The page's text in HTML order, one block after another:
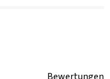
Bewertungen